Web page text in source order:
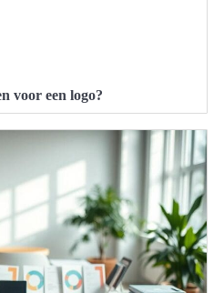
voor een logo?